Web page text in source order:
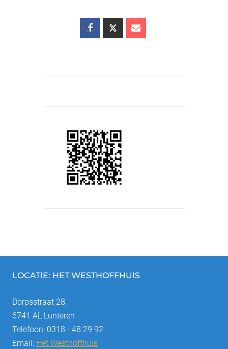
LOCATIE: HET WESTHOFFHUIS
Dorpsstraat 28,
6741 AL Lunteren
Telefoon: 0318 - 48 29 92
Email: Het Westhoffhuis